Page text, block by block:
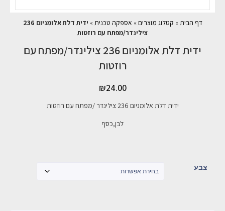
דף הבית » קטלוג מוצרים » אספקה טכנית »
ידית דלת אלומניום 236
צילינדר/מפתח עם רוזטות
ידית דלת אלומניום 236 צילינדר/מפתח עם
רוזטות
₪24.00
ידית דלת אלומניום 236 צילינדר /מפתח עם רוזטות
לבן,כסף
צבע